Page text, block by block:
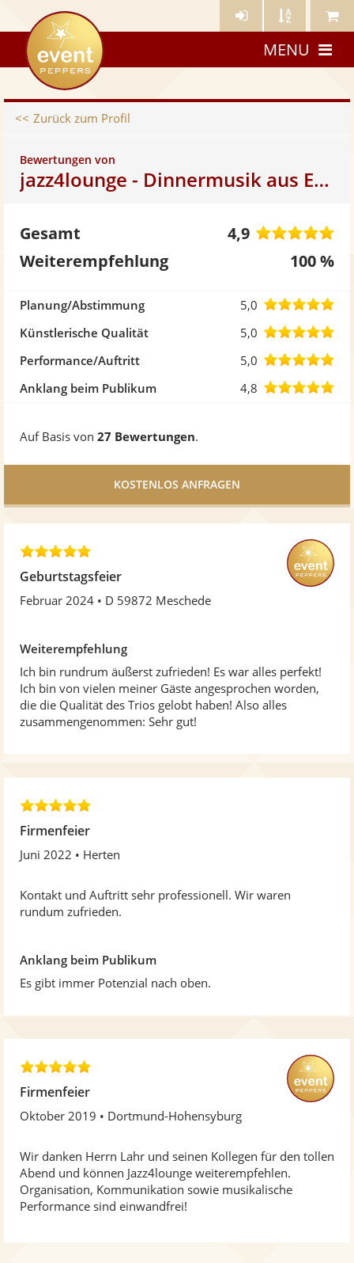
Künstler- Künstler Meine
eventpeppers
MENU
Zurück zum Profil
Bewertungen von
jazz4lounge - Dinnermusik aus Essen
Gesamt 4,9
Weiterempfehlung 100 %
Planung/Abstimmung 5,0
5,0
von
5
Künstlerische Qualität 5,0
5,0
von
5
Performance/Auftritt 5,0
5,0
von
Anklang beim Publikum 4,8
4,8
Auf Basis von 27 Bewertungen.
5
0
v
5
S
t
e
r
Geburtstagsfeier
Februar 2024 D 59872 Meschede
Weiterempfehlung
Ich bin rundrum äußerst zufrieden! Es war alles perfekt!
Ich bin von vielen meiner Gäste angesprochen worden,
die die Qualität des Trios gelobt haben! Also alles
zusammengenommen: Sehr gut!
4
v
n
5
e
n
Firmenfeier
Juni 2022 Herten
Kontakt und Auftritt sehr professionell. Wir waren
rundum zufrieden.
Anklang beim Publikum
Es gibt immer Potenzial nach oben.
5
v
n
5
t
Firmenfeier
Oktober 2019 Dortmund-Hohensyburg
Wir danken Herrn Lahr und seinen Kollegen für den tollen
Abend und können Jazz4lounge weiterempfehlen.
Organisation, Kommunikation sowie musikalische
Performance sind einwandfrei!